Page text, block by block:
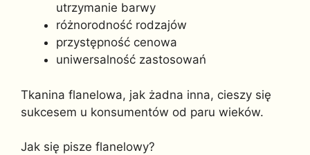
utrzymanie barwy
różnorodność rodzajów
przystępność cenowa
uniwersalność zastosowań
Tkanina flanelowa, jak żadna inna, cieszy się
sukcesem u konsumentów od paru wieków.
Jak się pisze flanelowy?